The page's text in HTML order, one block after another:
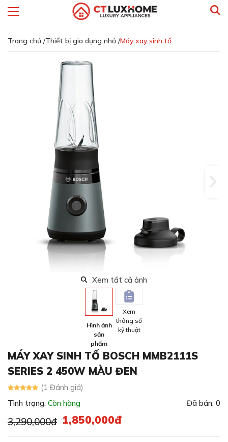
Trang chủ /Thiết bị gia dụng nhỏ /Máy xay sinh tố
Xem tất cả ảnh
Hình ảnh
sản
phẩm
Xem
thông số
kỹ thuật
MÁY XAY SINH TỐ BOSCH MMB2111S
SERIES 2 450W MÀU ĐEN
(1 Đánh giá)
Tình trạng: Còn hàng Đã bán: 0
3,290,000đ 1,850,000đ